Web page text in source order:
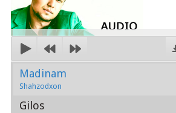
Madinam
Shahzodxon
Gilos